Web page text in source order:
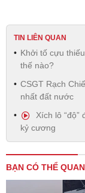
TIN LIÊN QUAN
Khởi tố cựu
thế nào?
CSGT Rạch
nhất đất nước
Xích lô
kỷ cương
BẠN CÓ THỂ